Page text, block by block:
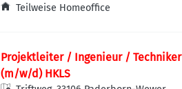
Deutschland
Teilweise Homeoffice
Projektleiter / Ingenieur / Techniker
(m/w/d) HKLS